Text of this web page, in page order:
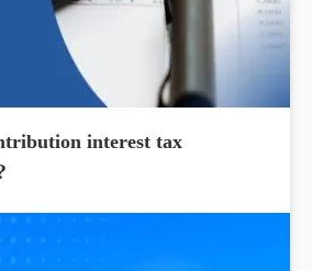
interest tax